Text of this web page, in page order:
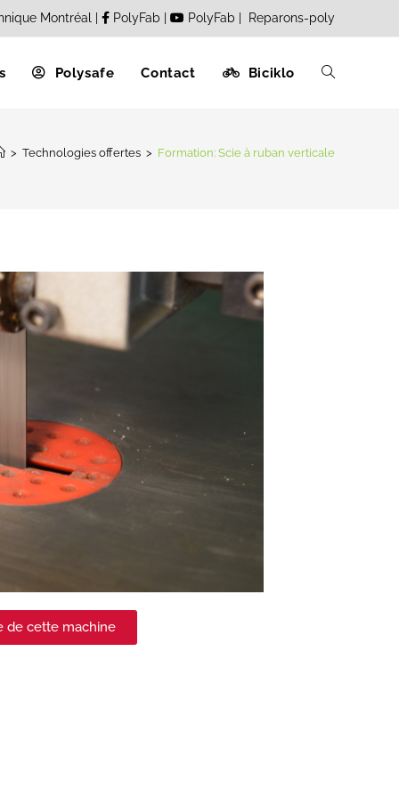
Montréal PolyFab PolyFab Reparons-poly
Polysafe Contact Biciklo
> Technologies offertes > Formation: Scie à ruban verticale
de cette machine